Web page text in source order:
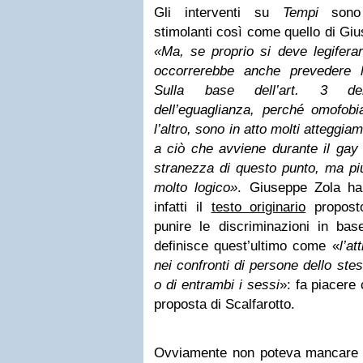
Gli interventi su Tempisono
stimolanti così come quello di
«Ma, se proprio si deve
occorrerebbe anche prevedere
Sulla base dell’art. 3
dell’eguaglianza, perché
l’altro, sono in atto molti
a ciò che avviene durante il
stranezza di questo punto, ma
molto logico». Giuseppe Zola
infatti il testo originario
punire le discriminazioni in
definisce quest’ultimo come «
nei confronti di persone dello
o di entrambi i sessi»: fa piacere
proposta di Scalfarotto.
Ovviamente non poteva